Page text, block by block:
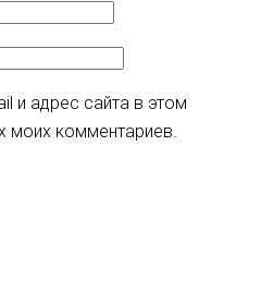
и адрес сайта в этом
моих комментариев.